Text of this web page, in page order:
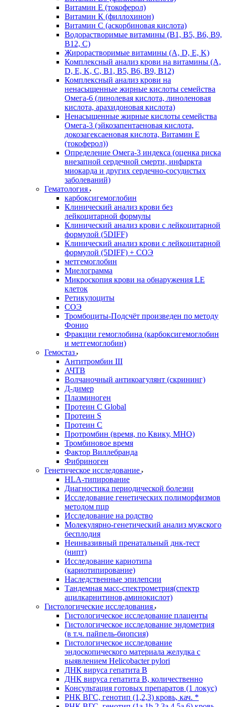
Витамин Е (токоферол)
Витамин К (филлохинон)
Витамин С (аскорбиновая кислота)
Водорастворимые витамины (B1, B5, B6, В9,
В12, С)
Жирорастворимые витамины (A, D, E, K)
Комплексный анализ крови на витамины (A,
D, E, K, C, B1, B5, B6, В9, B12)
Комплексный анализ крови на
ненасыщенные жирные кислоты семейства
Омега-6 (линолевая кислота, линоленовая
кислота, арахидоновая кислота)
Ненасыщенные жирные кислоты семейства
Омега-3 (эйкозапентаеновая кислота,
докозагексаеновая кислота, Витамин E
(токоферол))
Определение Омега-3 индекса (оценка риска
внезапной сердечной смерти, инфаркта
миокарда и других сердечно-сосудистых
заболеваний)
Гематология
карбоксигемоглобин
Клинический анализ крови без
лейкоцитарной формулы
Клинический анализ крови с лейкоцитарной
формулой (5DIFF)
Клинический анализ крови с лейкоцитарной
формулой (5DIFF) + СОЭ
метгемоглобин
Миелограмма
Микроскопия крови на обнаружения LE
клеток
Ретикулоциты
СОЭ
Тромбоциты-Подсчёт произведен по методу
Фонио
Фракции гемоглобина (карбоксигемоглобин
и метгемоглобин)
Гемостаз
Антитромбин III
АЧТВ
Волчаночный антикоагулянт (скрининг)
Д-димер
Плазминоген
Протеин C Global
Протеин S
Протеин С
Протромбин (время, по Квику, МНО)
Тромбиновое время
Фактор Виллебранда
Фибриноген
Генетическое исследование
HLA-типирование
Диагностика периодической болезни
Исследование генетических полиморфизмов
методом пцр
Исследование на родство
Молекулярно-генетический анализ мужского
бесплодия
Неинвазивный пренатальный днк-тест
(нипт)
Исследование кариотипа
(кариотипирование)
Наследственные эпилепсии
Тандемная масс-спектрометрия(спектр
ацилкарнитинов,аминокислот)
Гистологические исследования
Гистологическое исследование плаценты
Гистологическое исследование эндометрия
(в т.ч. пайпель-биопсия)
Гистологическое исследование
эндоскопического материала желудка с
выявлением Helicobacter pylori
ДНК вируса гепатита B
ДНК вируса гепатита B, количественно
Консультация готовых препаратов (1 локус)
РНК ВГC, генотип (1,2,3) кровь, кач. *